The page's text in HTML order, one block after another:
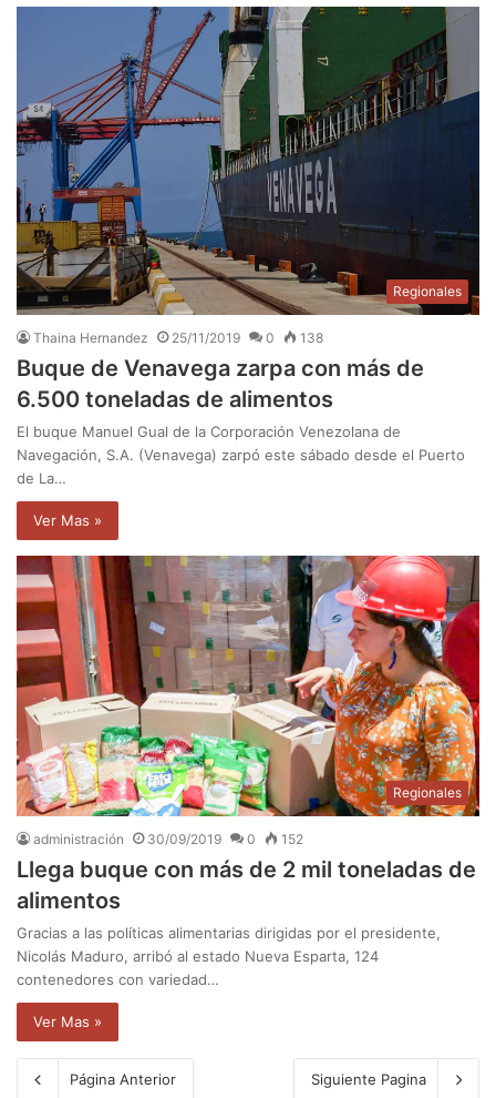
Regionales
Thaina Hernandez 25/11/2019 0 138
Buque de Venavega zarpa con más de
6.500 toneladas de alimentos
El buque Manuel Gual de la Corporación Venezolana de
Navegación, S.A. (Venavega) zarpó este sábado desde el Puerto
de La…
Ver Mas »
Regionales
administración 30/09/2019 0 152
Llega buque con más de 2 mil toneladas de
alimentos
Gracias a las políticas alimentarias dirigidas por el presidente,
Nicolás Maduro, arribó al estado Nueva Esparta, 124
contenedores con variedad…
Ver Mas »
Página Anterior Siguiente Pagina